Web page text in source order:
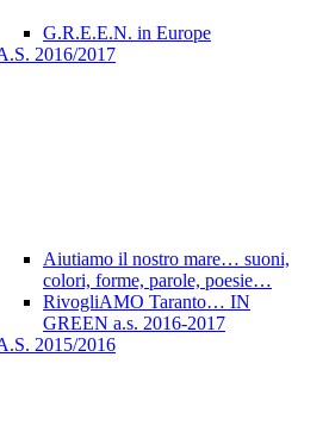
G.R.E.E.N. in Europe
2016/2017
Aiutiamo il nostro mare… suoni,
colori, forme, parole, poesie…
RivogliAMO Taranto… IN
GREEN a.s. 2016-2017
2015/2016